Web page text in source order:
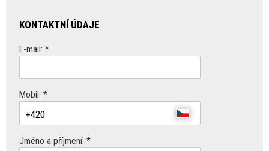
KONTAKTNÍ ÚDAJE
E-mail: *
Mobil: *
Jméno a příjmení: *